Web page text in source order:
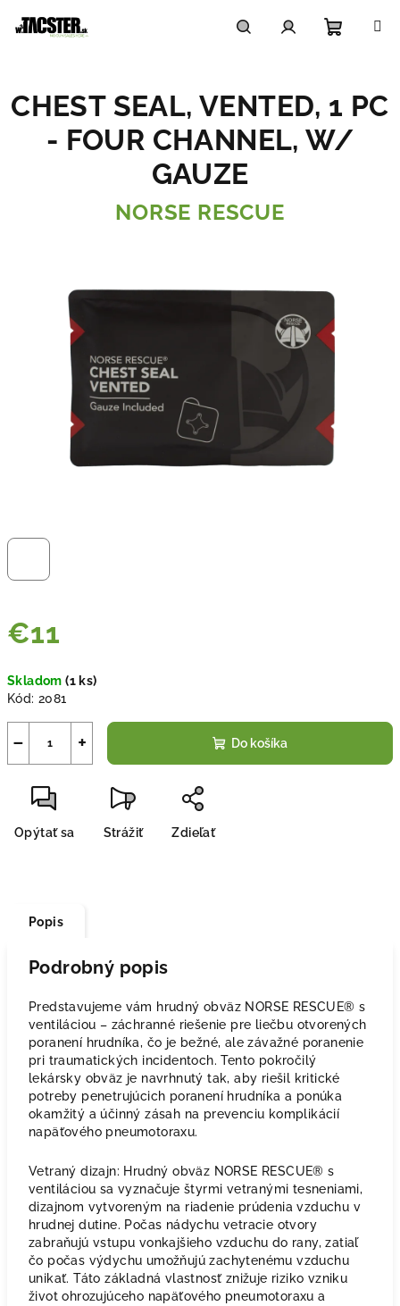
košík
€11
cena:
Skladom(1 ks)
Kód: 2081
+
− Do košíka
Opýtať sa Strážiť Zdieľať
CHEST SEAL, VENTED, 1 PC
- FOUR CHANNEL, W/
GAUZE
NORSE RESCUE
Popis
Podrobný popis
Predstavujeme vám hrudný obväz NORSE RESCUE® s
ventiláciou – záchranné riešenie pre liečbu otvorených
poranení hrudníka, čo je bežné, ale závažné poranenie
pri traumatických incidentoch. Tento pokročilý
lekársky obväz je navrhnutý tak, aby riešil kritické
potreby penetrujúcich poranení hrudníka a ponúka
okamžitý a účinný zásah na prevenciu komplikácií
napäťového pneumotoraxu.
Vetraný dizajn: Hrudný obväz NORSE RESCUE® s
ventiláciou sa vyznačuje štyrmi vetranými tesneniami,
dizajnom vytvoreným na riadenie prúdenia vzduchu v
hrudnej dutine. Počas nádychu vetracie otvory
zabraňujú vstupu vonkajšieho vzduchu do rany, zatiaľ
čo počas výdychu umožňujú zachytenému vzduchu
unikať. Táto základná vlastnosť znižuje riziko vzniku
život ohrozujúceho napäťového pneumotoraxu a